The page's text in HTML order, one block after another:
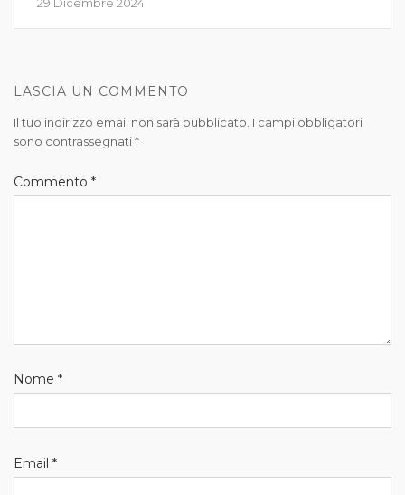
29 Dicembre 2024
LASCIA UN COMMENTO
Il tuo indirizzo email non sarà pubblicato. I campi obbligatori
sono contrassegnati*
Commento *
Nome *
Email *